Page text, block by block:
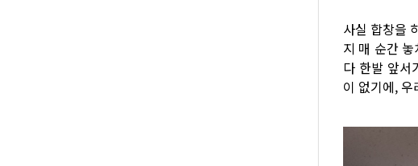
사실 합창을
지 매 순간
다 한발 앞서
이 없기에,